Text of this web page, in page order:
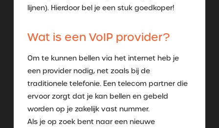
lijnen). Hierdoor bel je een stuk goedkoper!
Wat is een VoIP provider?
Om te kunnen bellen via het internet heb je
een provider nodig, net zoals bij de
traditionele telefonie. Een telecom partner die
ervoor zorgt dat je kan bellen en gebeld
worden op je zakelijk vast nummer.
Als je op zoek bent naar een nieuwe